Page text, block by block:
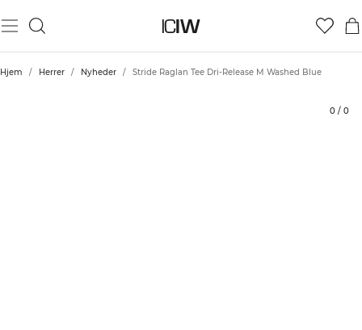
Hjem / Herrer / Nyheder / Stride Raglan Tee Dri-Release M Washed Blue
0 / 0